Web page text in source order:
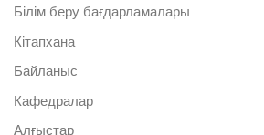
Білім беру бағдарламалары
Кітапхана
Байланыс
Кафедралар
Алғыстар